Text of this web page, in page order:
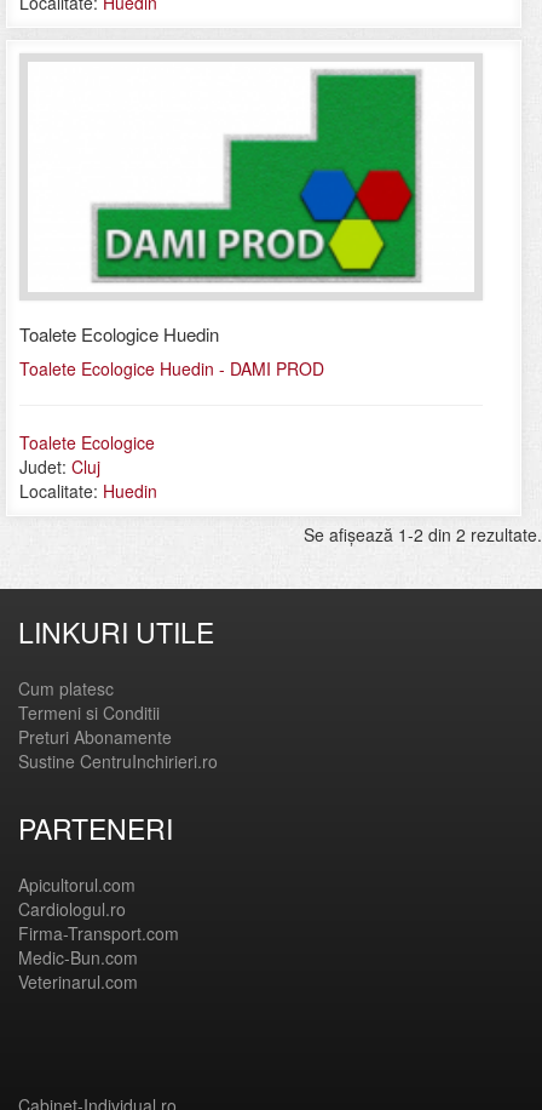
Toalete Ecologice Huedin
Toalete Ecologice Huedin - DAMI PROD
Toalete Ecologice
Judet: Cluj
Localitate: Huedin
Se afişează 1-2 din 2 rezultate.
LINKURI UTILE
Cum platesc
Termeni si Conditii
Preturi Abonamente
Sustine CentruInchirieri.ro
PARTENERI
Apicultorul.com
Cardiologul.ro
Firma-Transport.com
Medic-Bun.com
Veterinarul.com
Cabinet-Individual.ro